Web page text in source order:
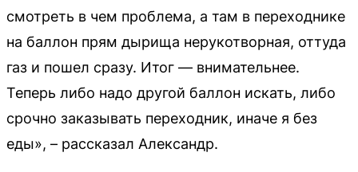
смотреть в чем проблема, а там в переходнике
на баллон прям дырища нерукотворная, оттуда
газ и пошел сразу. Итог — внимательнее.
Теперь либо надо другой баллон искать, либо
срочно заказывать переходник, иначе я без
еды», – рассказал Александр.